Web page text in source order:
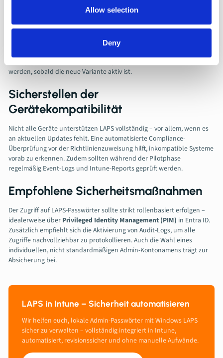
Allow selection
Deny
Ein häufiger Fehler tritt auf, wenn mehrere Konfigurationsquellen
konkurrieren – etwa eine alte Gruppenrichtlinie, die parallel zu einer
Intune-Richtlinie greift. Um Konflikte zu vermeiden, sollte
werden, sobald die neue Variante aktiv ist.
Sicherstellen der
Gerätekompatibilität
Nicht alle Geräte unterstützen LAPS vollständig – vor allem, wenn es
an aktuellen Updates fehlt. Eine automatisierte Compliance-
Überprüfung vor der Richtlinienzuweisung hilft, inkompatible Systeme
vorab zu erkennen. Zudem sollten während der Pilotphase
regelmäßig Event-Logs und Intune-Reports geprüft werden.
Empfohlene Sicherheitsmaßnahmen
Der Zugriff auf LAPS-Passwörter sollte strikt rollenbasiert erfolgen –
idealerweise über Privileged Identity Management (PIM) in Entra ID.
Zusätzlich empfiehlt sich die Aktivierung von Audit-Logs, um alle
Zugriffe nachvollziehbar zu protokollieren. Auch die Wahl eines
individuellen, nicht standardmäßigen Admin-Kontonamens trägt zur
Absicherung bei.
LAPS in Intune – Sicherheit automatisieren
Wir helfen euch, lokale Admin-Passwörter mit Windows LAPS
sicher zu verwalten – vollständig integriert in Intune,
automatisiert, revisionssicher und ohne manuelle Aufwände.